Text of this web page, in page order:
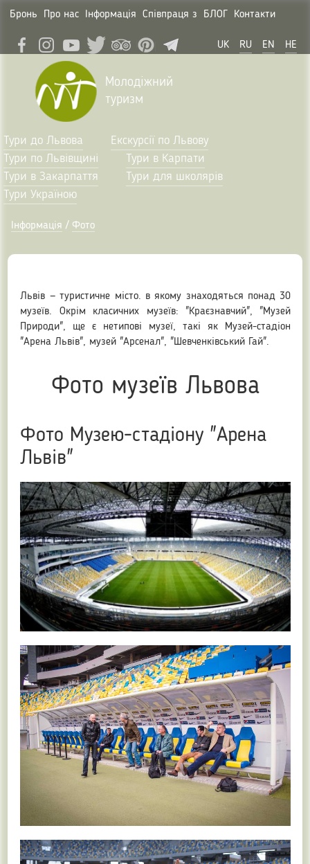
Бронь Про нас Інформація Співпраця з БЛОГ Контакти
UK RU EN HE
Молодіжний
туризм
Тури до Львова
Екскурсії по Львову
Тури по Львівщині
Тури в Карпати
Тури в Закарпаття
Тури для школярів
Тури Україною
Інформація / Фото
Львів — туристичне місто. в якому знаходяться понад 30
музеїв. Окрім класичних музеїв: "Краєзнавчий", "Музей
Природи", ще є нетипові музеї, такі як Музей-стадіон
"Арена Львів", музей "Арсенал", "Шевченківський Гай".
Фото музеїв Львова
Фото Музею-стадіону "Арена
Львів"